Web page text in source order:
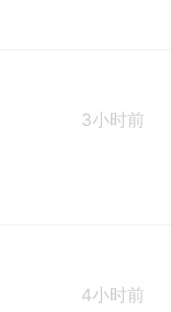
3小时前
4小时前